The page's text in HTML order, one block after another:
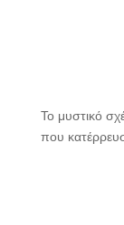
Το μυστικό
που